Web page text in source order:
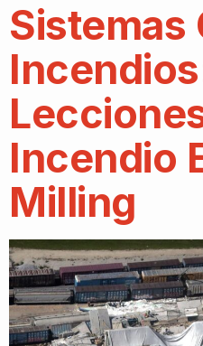
Sistemas
Incendio
Milling